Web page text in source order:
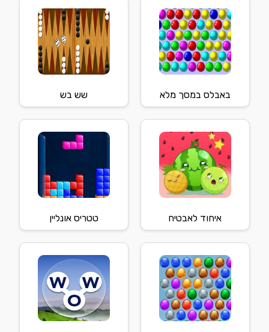
באבלס במסך מלא שש בש
איחוד לאבטיח טטריס אונליין